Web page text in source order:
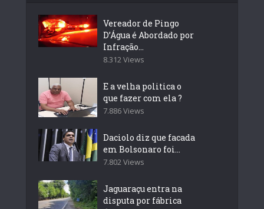
Vereador de Pingo
D’Água é Abordado por
Infração...
8.312 Views
E a velha politica o
que fazer com ela ?
7.886 Views
Daciolo diz que facada
em Bolsonaro foi...
7.802 Views
Jaguaraçu entra na
disputa por fábrica